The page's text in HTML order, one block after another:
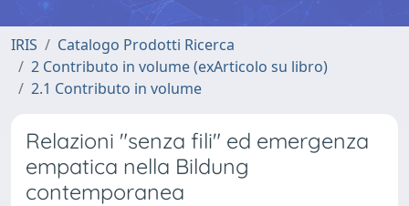
IRIS
Catalogo Prodotti Ricerca
2 Contributo in volume (exArticolo su libro)
2.1 Contributo in volume
Relazioni "senza fili" ed emergenza
empatica nella Bildung
contemporanea